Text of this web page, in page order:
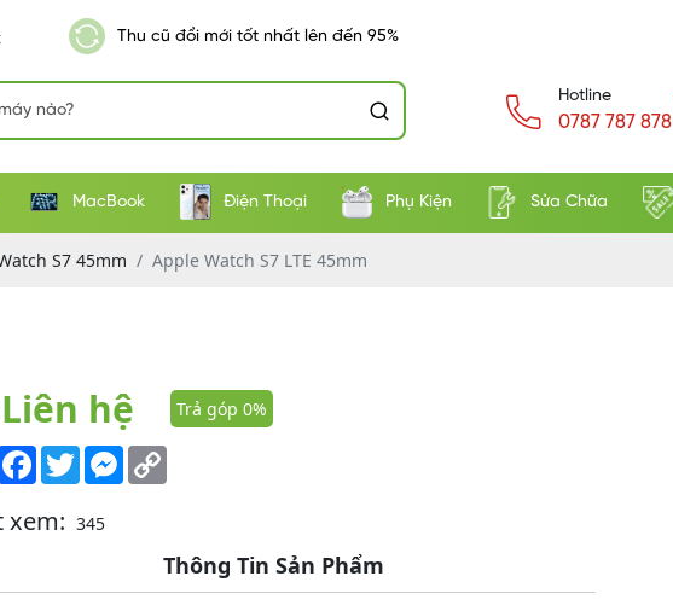
Thu cũ đổi mới tốt nhất lên đến 95%
Hotline
0787 787 878
MacBook Điện Thoại Phụ Kiện Sửa Chữa
S7 45mm Apple Watch S7 LTE 45mm
Liên hệ
Trả góp 0%
Facebook
TwitterMessenger
xem: 345
Thông Tin Sản Phẩm